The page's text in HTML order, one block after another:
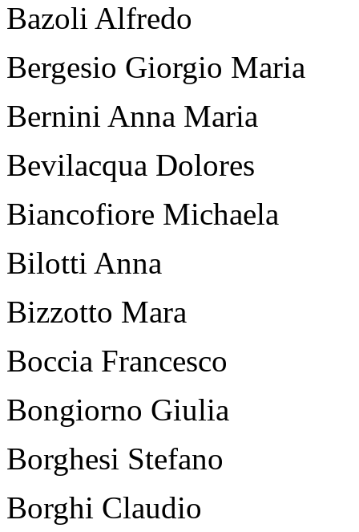
Bazoli Alfredo
Bergesio Giorgio Maria
Bernini Anna Maria
Bevilacqua Dolores
Biancofiore Michaela
Bilotti Anna
Bizzotto Mara
Boccia Francesco
Bongiorno Giulia
Borghesi Stefano
Borghi Claudio